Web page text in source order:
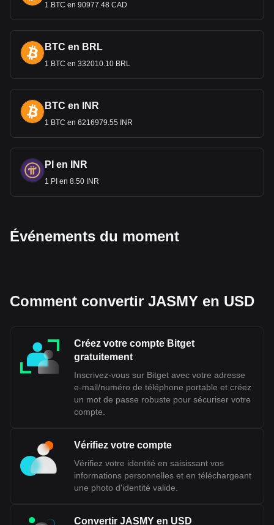
1 BTC en 90977.48 CAD
BTC en BRL
1 BTC en 332010.10 BRL
BTC en INR
1 BTC en 6216979.55 INR
PI en INR
1 PI en 8.50 INR
Événements du moment
Comment convertir JASMY en USD
Créez votre compte Bitget
gratuitement
Inscrivez-vous sur Bitget avec votre adresse
e-mail/numéro de téléphone portable et créez
un mot de passe robuste pour sécuriser votre
compte.
Vérifiez votre compte
Vérifiez votre identité en saisissant vos
informations personnelles et en téléchargeant
une photo d'identité valide.
Convertir JASMY en USD